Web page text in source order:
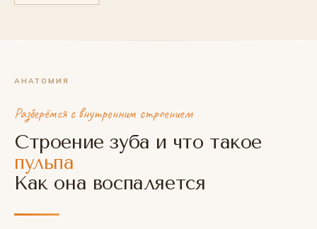
АНАТОМИЯ
Разберёмся с внутренним строением
Строение зуба и что такое
пульпа
Как она воспаляется